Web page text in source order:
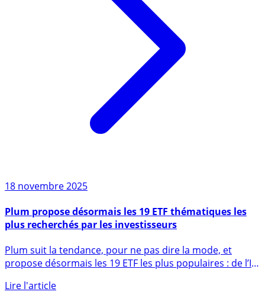
18 novembre 2025
plus recherchés par les investisseurs
propose désormais les 19 ETF les plus populaires : de l’IA